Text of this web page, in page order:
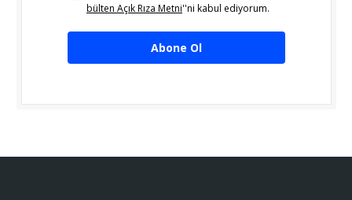
bülten Açık Rıza Metni''ni kabul ediyorum.
Abone Ol